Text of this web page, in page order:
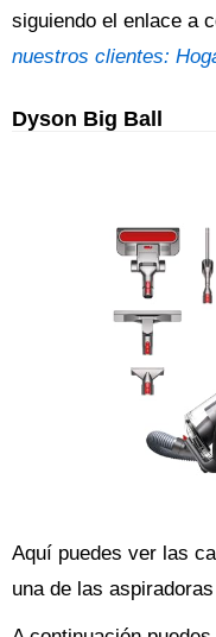
siguiendo el enlace a
nuestros clientes:
Dyson Big Ball
Aquí puedes ver las
una de las